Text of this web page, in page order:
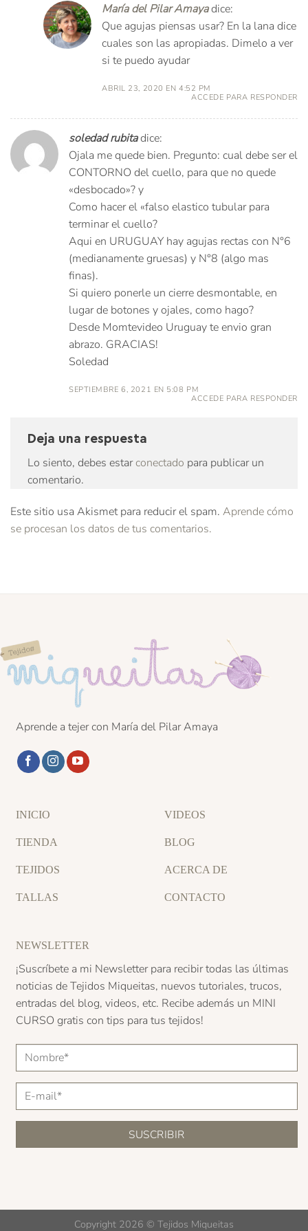
María del Pilar Amayadice:
Que agujas piensas usar? En la lana dice
cuales son las apropiadas. Dimelo a ver
si te puedo ayudar
ABRIL 23, 2020 EN 4:52 PM
ACCEDE PARA RESPONDER
soledad rubitadice:
Ojala me quede bien. Pregunto: cual debe ser el
CONTORNO del cuello, para que no quede
«desbocado»? y
Como hacer el «falso elastico tubular para
terminar el cuello?
Aqui en URUGUAY hay agujas rectas con N°6
(medianamente gruesas) y N°8 (algo mas
finas).
Si quiero ponerle un cierre desmontable, en
lugar de botones y ojales, como hago?
Desde Momtevideo Uruguay te envio gran
abrazo. GRACIAS!
Soledad
SEPTIEMBRE 6, 2021 EN 5:08 PM
ACCEDE PARA RESPONDER
Deja una respuesta
Lo siento, debes estarconectado para publicar un
comentario.
Este sitio usa Akismet para reducir el spam. Aprende cómo
se procesan los datos de tus comentarios.
Aprende a tejer con María del Pilar Amaya
INICIO
TIENDA
TEJIDOS
TALLAS
VIDEOS
BLOG
ACERCA DE
CONTACTO
NEWSLETTER
¡Suscríbete a mi Newsletter para recibir todas las últimas
noticias de Tejidos Miqueitas, nuevos tutoriales, trucos,
entradas del blog, videos, etc. Recibe además un MINI
CURSO gratis con tips para tus tejidos!
Copyright 2026 © Tejidos Miqueitas